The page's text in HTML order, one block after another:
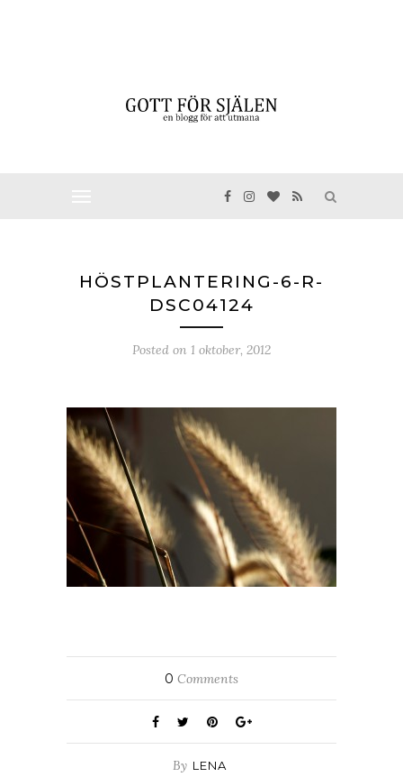
HÖSTPLANTERING-6-R-
DSC04124
Posted on 1 oktober, 2012
0 Comments
By LENA